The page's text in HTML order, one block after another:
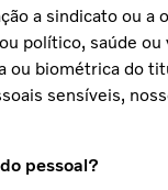
a sindicato ou a
político, saúde ou
ou biométrica do
sensíveis,
pessoal?